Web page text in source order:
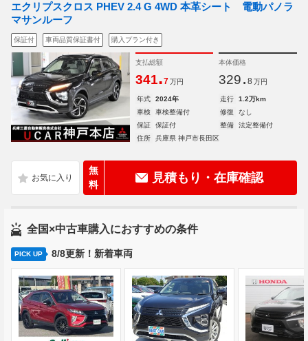
エクリプスクロス PHEV 2.4 G 4WD 本革シート 電動パノラ
マサンルーフ
保証付 車両品質保証書付 購入プラン付き
支払総額
341.7 万円
本体価格
329. 8 万円
年式 2024年 走行
1.2万km
車検
車検整備付 修復
なし
保証
保証付 整備
法定整備付
住所
兵庫県 神戸市長田区
無
料
見積もり・在庫確認
全国×中古車購入におすすめの条件
PICK UP 8/8更新！新着車両